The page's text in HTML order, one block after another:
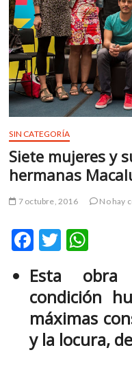
SIN CATEGORÍA
Siete mujeres y
hermanas
7 octubre, 2016 No hay
F
e
b
o
o
T
itt
er
h
at
s
A
p
Esta
condición
máximas
y la locura,